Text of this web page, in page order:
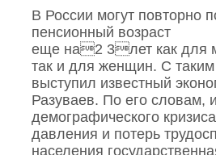
В России могут повторно
пенсионный возраст
еще на2 3лет как для
так и для женщин. С таким
выступил известный
Разуваев. По его словам,
демографического
давления и потерь
населения